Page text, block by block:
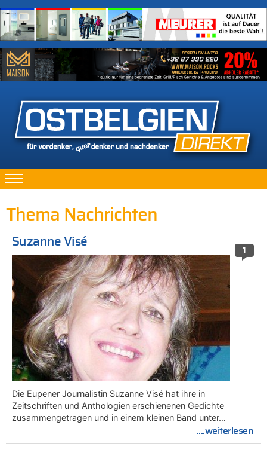
Thema Nachrichten
1
Suzanne Visé
Die Eupener Journalistin Suzanne Visé hat ihre in
Zeitschriften und Anthologien erschienenen Gedichte
zusammengetragen und in einem kleinen Band unter…
....weiterlesen